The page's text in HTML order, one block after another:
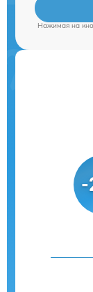
Нажимая на
-